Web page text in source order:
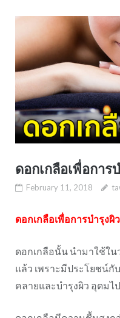
ดอกเกลือเพื่อการ
February 11, 2018
ดอกเกลือเพื่อการบำรุงผิว
ดอกเกลือนั้น นำมาใช้ใน
แล้ว เพราะมีประโยชน์กั
คลายและบำรุงผิว อุดมไ